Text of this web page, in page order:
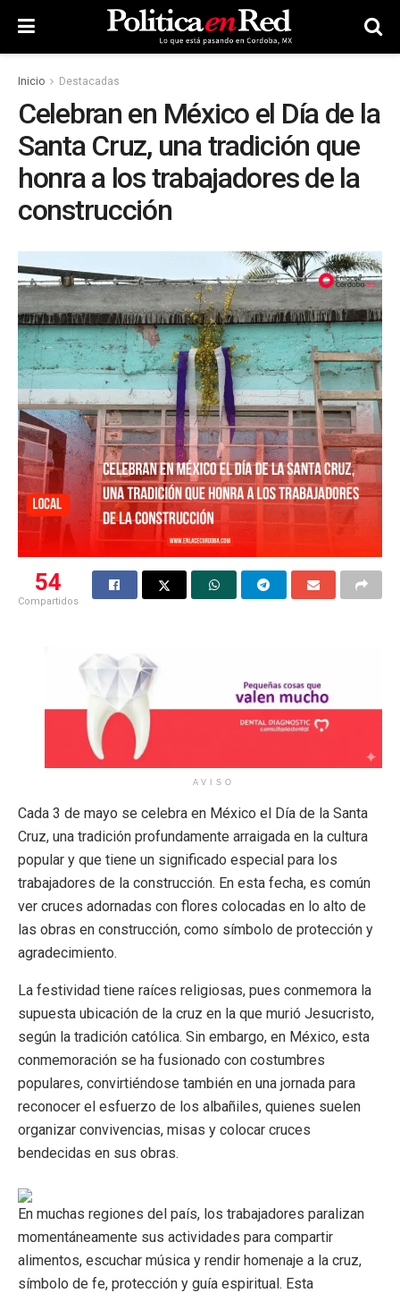
Inicio Destacadas
Celebran en México el Día de la
Santa Cruz, una tradición que
honra a los trabajadores de la
construcción
54
Compartidos
AVISO
Cada 3 de mayo se celebra en México el Día de la Santa
Cruz, una tradición profundamente arraigada en la cultura
popular y que tiene un significado especial para los
trabajadores de la construcción. En esta fecha, es común
ver cruces adornadas con flores colocadas en lo alto de
las obras en construcción, como símbolo de protección y
agradecimiento.
La festividad tiene raíces religiosas, pues conmemora la
supuesta ubicación de la cruz en la que murió Jesucristo,
según la tradición católica. Sin embargo, en México, esta
conmemoración se ha fusionado con costumbres
populares, convirtiéndose también en una jornada para
reconocer el esfuerzo de los albañiles, quienes suelen
organizar convivencias, misas y colocar cruces
bendecidas en sus obras.
En muchas regiones del país, los trabajadores paralizan
momentáneamente sus actividades para compartir
alimentos, escuchar música y rendir homenaje a la cruz,
símbolo de fe, protección y guía espiritual. Esta